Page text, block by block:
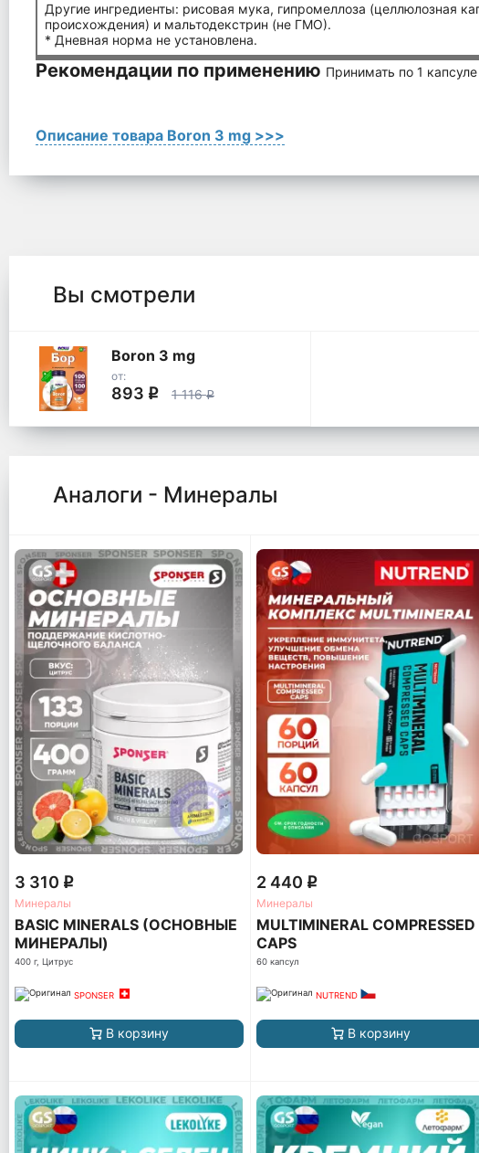
Другие ингредиенты: рисовая мука, гипромеллоза (целлюлозная
происхождения) и мальтодекстрин (не ГМО).
* Дневная норма не установлена.
Рекомендации по применению Принимать по 1
Описание товара Boron 3 mg >>>
Вы смотрели
Boron 3 mg
от:
893 q 1 116q
Аналоги - Минералы
3 310 q
Минералы
BASIC MINERALS (ОСНОВНЫЕ
МИНЕРАЛЫ)
400 г, Цитрус
SPONSER
В корзину
2 440 q
Минералы
MULTIMINERAL COMPRESSED
CAPS
60 капсул
NUTREND
В корзину